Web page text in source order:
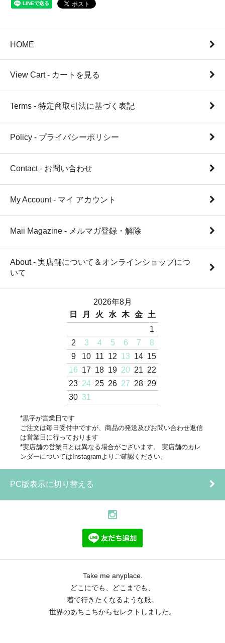
HOME
View Cart - カートを見る
Terms - 特定商取引法に基づく表記
Policy - プライバシーポリシー
Contact - お問い合わせ
My Account - マイ アカウント
Maii Magazine - メルマガ登録・解除
About - 実店舗について＆オンラインショップにつ
いて
2026年8月
日
月 火 水 木 金
土
1
2
3 4 5 6 7
8
9
10 11 12 13 14 15
16 17 18 19 20 21 22
23 24 25 26 27 28 29
30 31
*黒字が営業日です
ご注文は毎日受付中ですが、商品の発送及びお問い合わせ返信
は営業日に行っております
*実店舗の営業日とは異なる場合がございます。 実店舗のカレ
ンダーについてはInstagramよりご確認ください。
PC版表示に切り替える
Take me anyplace.
どこにでも、どこまでも、
着て行きたくなるような服。
世界のあちこちからセレクトしました。